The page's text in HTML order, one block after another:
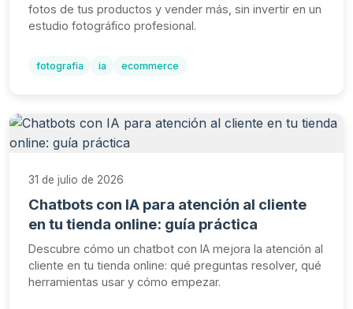
fotos de tus productos y vender más, sin invertir en un
estudio fotográfico profesional.
fotografia ia ecommerce
31 de julio de 2026
Chatbots con IA para atención al cliente
en tu tienda online: guía práctica
Descubre cómo un chatbot con IA mejora la atención al
cliente en tu tienda online: qué preguntas resolver, qué
herramientas usar y cómo empezar.